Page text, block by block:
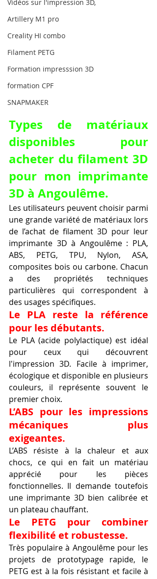
Vidéos sur l'impression 3D,
Artillery M1 pro
Creality HI combo
Filament PETG
Formation impresssion 3D
formation CPF
SNAPMAKER
Types de matériaux
disponibles pour
acheter du filament 3D
pour mon imprimante
3D à Angoulême.
Les utilisateurs peuvent choisir parmi
une grande variété de matériaux lors
de l’achat de filament 3D pour leur
imprimante 3D à Angoulême : PLA,
ABS, PETG, TPU, Nylon, ASA,
composites bois ou carbone. Chacun
a des propriétés techniques
particulières qui correspondent à
des usages spécifiques.
Le PLA reste la référence
pour les débutants.
Le PLA (acide polylactique) est idéal
pour ceux qui découvrent
l'impression 3D. Facile à imprimer,
écologique et disponible en plusieurs
couleurs, il représente souvent le
premier choix.
L’ABS pour les impressions
mécaniques plus
exigeantes.
L’ABS résiste à la chaleur et aux
chocs, ce qui en fait un matériau
apprécié pour les pièces
fonctionnelles. Il demande toutefois
une imprimante 3D bien calibrée et
un plateau chauffant.
Le PETG pour combiner
flexibilité et robustesse.
Très populaire à Angoulême pour les
projets de prototypage rapide, le
PETG est à la fois résistant et facile à